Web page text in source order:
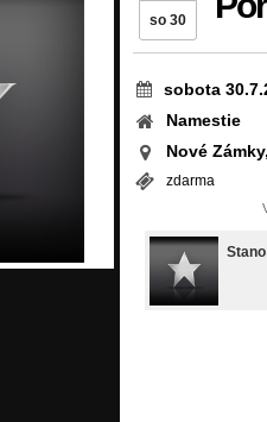
so 30
sobota
Namestie
Nové
zdarma